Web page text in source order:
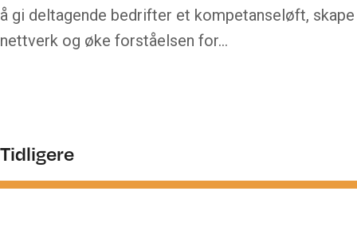
å gi deltagende bedrifter et kompetanseløft, skape
nettverk og øke forståelsen for…
Tidligere